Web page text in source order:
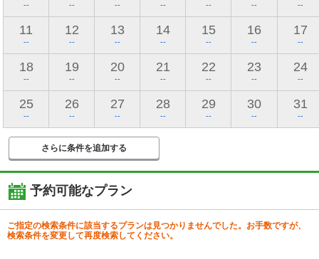
-- -- -- -- -- -- --
11
--
12
--
13
--
14
--
15
--
16
--
17
--
18
--
19
--
20
--
21
--
22
--
23
--
24
--
25
--
26
--
27
--
28
--
29
--
30
--
31
--
さらに条件を追加する
予約可能なプラン
ご指定の検索条件に該当するプランは見つかりませんでした。お手数ですが、
検索条件を変更して再度検索してください。